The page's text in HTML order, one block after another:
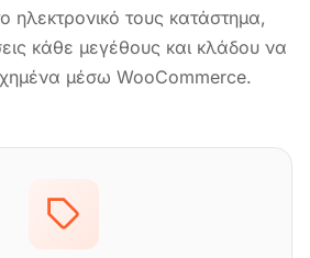
ηλεκτρονικό τους κατάστημα,
κάθε μεγέθους και κλάδου να
μέσω WooCommerce.